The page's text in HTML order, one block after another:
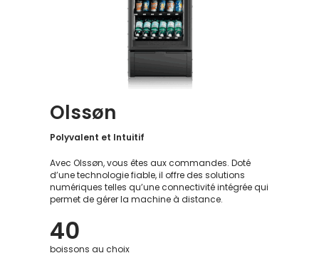
Olssøn
Polyvalent et Intuitif
Avec Olssøn, vous êtes aux commandes. Doté
d’une technologie fiable, il offre des solutions
numériques telles qu’une connectivité intégrée qui
permet de gérer la machine à distance.
40
boissons au choix